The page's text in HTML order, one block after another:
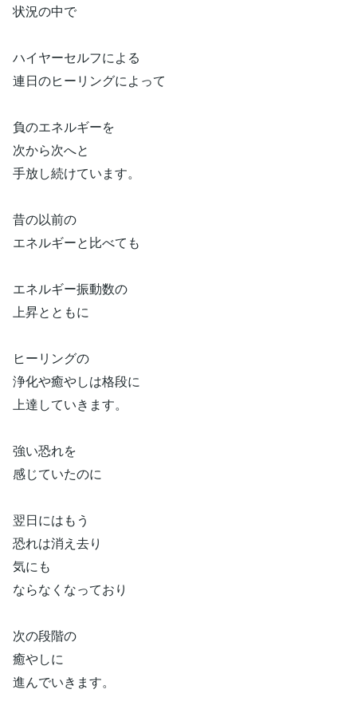
状況の中で
ハイヤーセルフによる
連日のヒーリングによって
負のエネルギーを
次から次へと
手放し続けています。
昔の以前の
エネルギーと比べても
エネルギー振動数の
上昇とともに
ヒーリングの
浄化や癒やしは格段に
上達していきます。
強い恐れを
感じていたのに
翌日にはもう
恐れは消え去り
気にも
ならなくなっており
次の段階の
癒やしに
進んでいきます。